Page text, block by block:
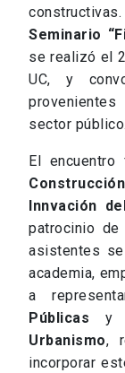
Seminario
se realizó el
UC, y
sector público.
El
Innvación
patrocinio de
asistentes
academia,
a
Públicas y
Urbanismo,
incorporar